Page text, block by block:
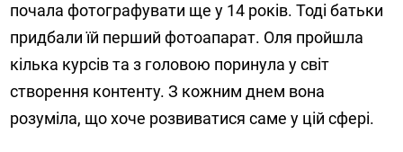
почала фотографувати ще у 14 років. Тоді батьки
придбали їй перший фотоапарат. Оля пройшла
кілька курсів та з головою поринула у світ
створення контенту. З кожним днем вона
розуміла, що хоче розвиватися саме у цій сфері.